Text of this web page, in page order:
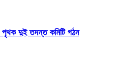
পৃথক দুই তদন্ত কমিটি গঠন